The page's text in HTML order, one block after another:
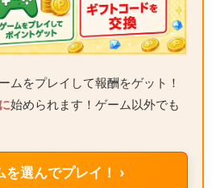
ムをプレイして報酬をゲット！
始められます！ゲーム以外でも
を選んでプレイ！ ›